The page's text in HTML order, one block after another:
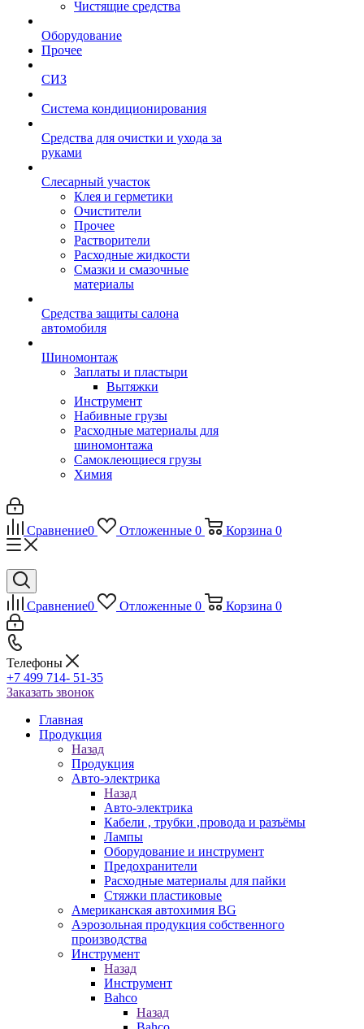
Чистящие средства
Оборудование
Прочее
СИЗ
Система кондиционирования
Средства для очистки и ухода за
руками
Слесарный участок
Клея и герметики
Очистители
Прочее
Растворители
Расходные жидкости
Смазки и смазочные
материалы
Средства защиты салона
автомобиля
Шиномонтаж
Заплаты и пластыри
Вытяжки
Инструмент
Набивные грузы
Расходные материалы для
шиномонтажа
Самоклеющиеся грузы
Химия
Сравнение0 Отложенные 0 Корзина 0
Сравнение0 Отложенные 0 Корзина 0
Телефоны
+7 499 714- 51-35
Заказать звонок
Главная
Продукция
Назад
Продукция
Авто-электрика
Назад
Авто-электрика
Кабели , трубки ,провода и разъёмы
Лампы
Оборудование и инструмент
Предохранители
Расходные материалы для пайки
Стяжки пластиковые
Американская автохимия BG
Аэрозольная продукция собственного
производства
Инструмент
Назад
Инструмент
Bahco
Назад